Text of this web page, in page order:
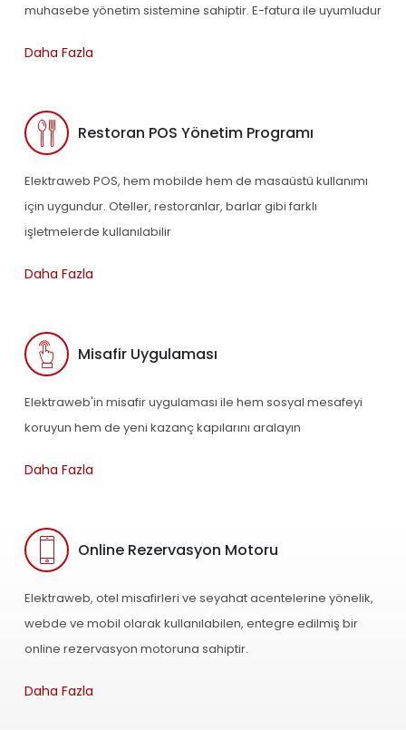
muhasebe yönetim sistemine sahiptir. E-fatura ile uyumludur
Daha Fazla
Restoran POS Yönetim Programı
Elektraweb POS, hem mobilde hem de masaüstü kullanımı
için uygundur. Oteller, restoranlar, barlar gibi farklı
işletmelerde kullanılabilir
Daha Fazla
Misafir Uygulaması
Elektraweb'in misafir uygulaması ile hem sosyal mesafeyi
koruyun hem de yeni kazanç kapılarını aralayın
Daha Fazla
Online Rezervasyon Motoru
Elektraweb, otel misafirleri ve seyahat acentelerine yönelik,
webde ve mobil olarak kullanılabilen, entegre edilmiş bir
online rezervasyon motoruna sahiptir.
Daha Fazla